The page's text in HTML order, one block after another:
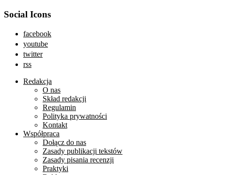
Social Icons
facebook
youtube
twitter
rss
Redakcja
O nas
Skład redakcji
Regulamin
Polityka prywatności
Kontakt
Współpraca
Dołącz do nas
Zasady publikacji tekstów
Zasady pisania recenzji
Praktyki